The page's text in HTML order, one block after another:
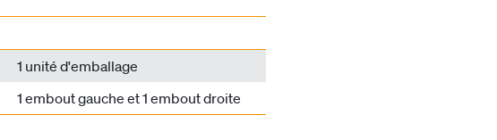
1 unité d'emballage
1 embout gauche et 1 embout droite